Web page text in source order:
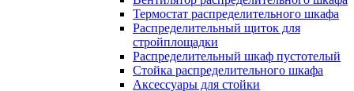
Термостат распределительного шкафа
Распределительный щиток для
стройплощадки
Распределительный шкаф пустотелый
Стойка распределительного шкафа
Аксессуары для стойки